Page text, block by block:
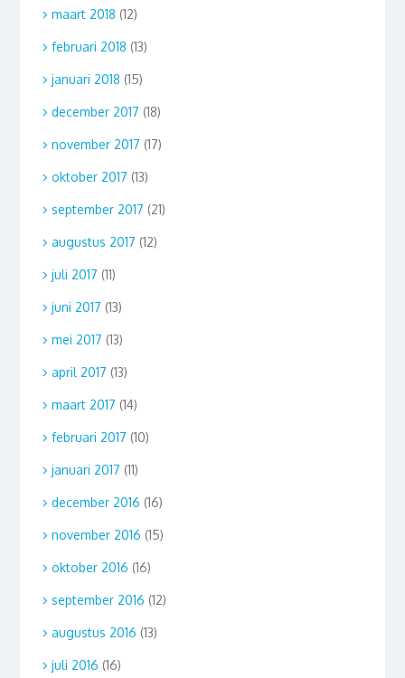
maart 2018 (12)
februari 2018 (13)
januari 2018 (15)
december 2017 (18)
november 2017 (17)
oktober 2017 (13)
september 2017 (21)
augustus 2017 (12)
juli 2017 (11)
juni 2017 (13)
mei 2017 (13)
april 2017 (13)
maart 2017 (14)
februari 2017 (10)
januari 2017 (11)
december 2016 (16)
november 2016 (15)
oktober 2016 (16)
september 2016 (12)
augustus 2016 (13)
juli 2016 (16)